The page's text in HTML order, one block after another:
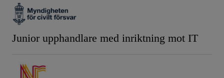
Junior upphandlare med inriktning mot IT